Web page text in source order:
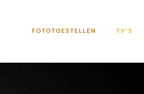
FOTOTOESTELLEN TV’S